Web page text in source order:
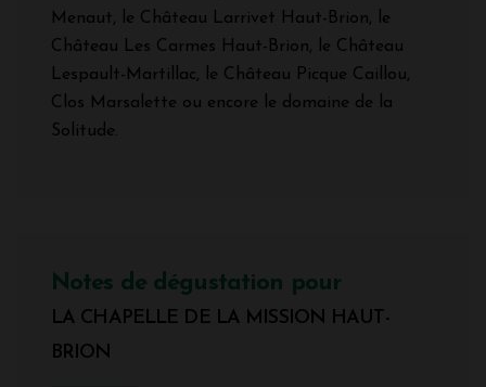
Menaut, le Château Larrivet Haut-Brion, le
Château Les Carmes Haut-Brion, le Château
Lespault-Martillac, le Château Picque Caillou,
Clos Marsalette ou encore le domaine de la
Solitude.
Notes de dégustation pour
LA CHAPELLE DE LA MISSION HAUT-
BRION